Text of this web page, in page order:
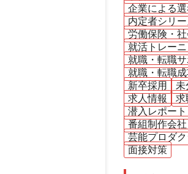
企業による
内定者シリ
労働保険・
就活トレー
就職・転職
就職・転職
新卒採用
未
求人情報
求
潜入レポート
番組制作会社
芸能プロダ
面接対策